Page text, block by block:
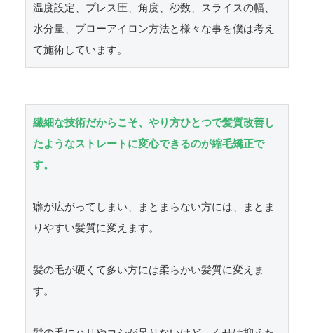
温度設定、プレス圧、角度、秒数、スライスの幅、
水分量、ブローアイロン方法と様々な事を僕は考え
て施術しています。
繊細な技術だからこそ、やり方ひとつで髪質改善し
たようなストレートに変心できるのが縮毛矯正で
す。
癖が広がってしまい、まとまらない方には、まとま
りやすい髪質に変えます。
髪の毛が硬くて多い方には柔らかい髪質に変えま
す。